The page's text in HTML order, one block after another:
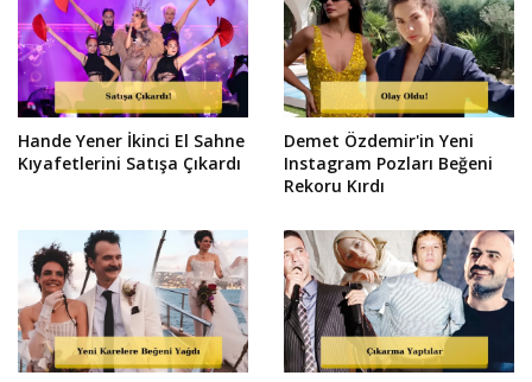
Hande Yener İkinci El Sahne
Kıyafetlerini Satışa Çıkardı
Demet Özdemir'in Yeni
Instagram Pozları Beğeni
Rekoru Kırdı